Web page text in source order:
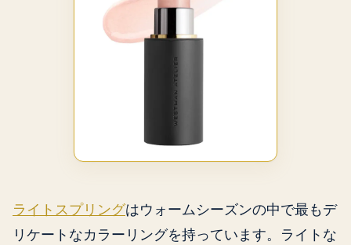
ライトスプリングはウォームシーズンの中で最もデ
リケートなカラーリングを持っています。ライトな